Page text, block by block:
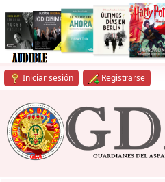
Iniciar sesión Registrarse